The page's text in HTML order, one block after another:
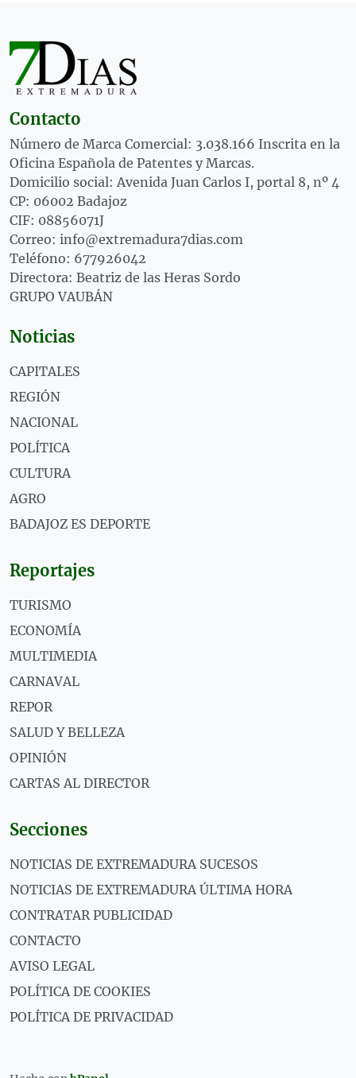
Contacto
Número de Marca Comercial: 3.038.166 Inscrita en la
Oficina Española de Patentes y Marcas.
Domicilio social: Avenida Juan Carlos I, portal 8, nº 4
CP: 06002 Badajoz
CIF: 08856071J
Correo: info@extremadura7dias.com
Teléfono: 677926042
Directora: Beatriz de las Heras Sordo
GRUPO VAUBÁN
Noticias
CAPITALES
REGIÓN
NACIONAL
POLÍTICA
CULTURA
AGRO
BADAJOZ ES DEPORTE
Reportajes
TURISMO
ECONOMÍA
MULTIMEDIA
CARNAVAL
REPOR
SALUD Y BELLEZA
OPINIÓN
CARTAS AL DIRECTOR
Secciones
NOTICIAS DE EXTREMADURA SUCESOS
NOTICIAS DE EXTREMADURA ÚLTIMA HORA
CONTRATAR PUBLICIDAD
CONTACTO
AVISO LEGAL
POLÍTICA DE COOKIES
POLÍTICA DE PRIVACIDAD